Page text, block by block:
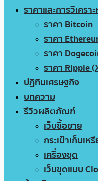
ราคาและการวิเครา
ราคา Bitcoin
ราคา
ราคา
ราคา Ripple
ปฏิทินเศรษฐกิจ
บทความ
รีวิวผลิตภัณฑ์
เว็บซื้อขาย
กระเป๋าเก็บเห
เครื่องขุด
เว็บขุดแบบ